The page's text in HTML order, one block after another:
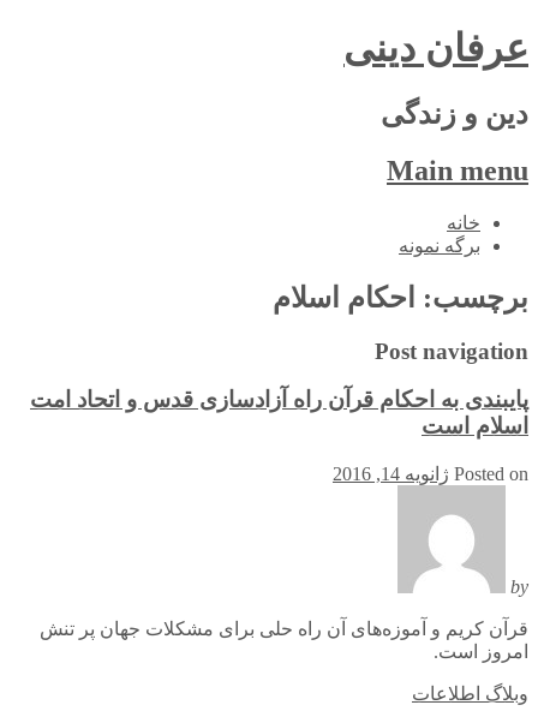
عرفان دینی
دین و زندگی
Main menu
Skip
خانه
برگه نمونه
برچسب: احکام اسلام
Post navigation
پایبندی به احکام قرآن راه آزادسازی قدس و اتحاد امت
اسلام است
Posted on ژانویه 14, 2016
by
قرآن کریم و آموزه‌های آن راه حلی برای مشکلات جهان پر تنش
امروز است.
وبلاگ اطلاعات